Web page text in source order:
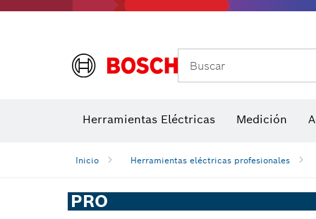
Buscar
Herramientas Eléctricas Medición
Inicio Herramientas eléctricas profesionales
PRO